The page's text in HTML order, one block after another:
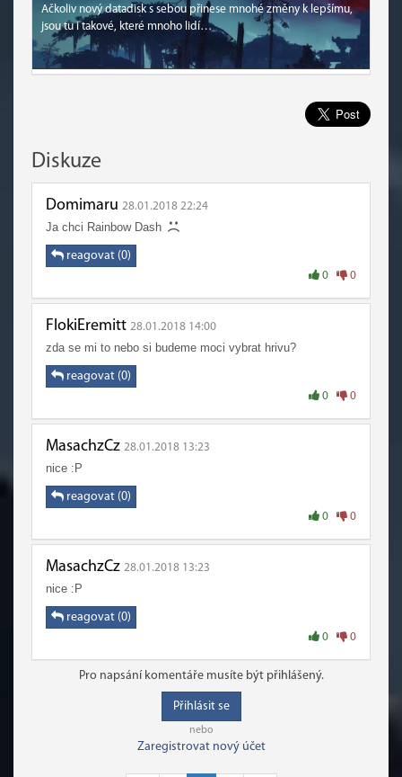
Ačkoliv nový datadisk s sebou přinese mnohé změny k lepšímu,
jsou tu i takové, které mnoho lidí…
Diskuze
Domimaru 28.01.2018 22:24
Ja chci Rainbow Dash
reagovat (0)
0 0
FlokiEremitt 28.01.2018 14:00
zda se mi to nebo si budeme moci vybrat hrivu?
reagovat (0)
0 0
MasachzCz 28.01.2018 13:23
nice :P
reagovat (0)
0 0
MasachzCz 28.01.2018 13:23
nice :P
reagovat (0)
0 0
Pro napsání komentáře musíte být přihlášený.
Přihlásit se
nebo
Zaregistrovat nový účet